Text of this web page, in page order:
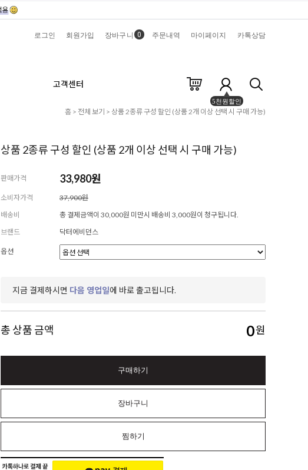
로그인 회원가입 장바구니 0 주문내역 마이페이지 카톡상담
고객센터
5천원할인
홈 > 전체 보기 > 상품 2종류 구성 할인 (상품 2개 이상 선택 시 구매 가능)
상품 2종류 구성 할인 (상품 2개 이상 선택 시 구매 가능)
판매가격 33,980원
소비자가격
37,900원
배송비
총 결제금액이 30,000원 미만시 배송비 3,000원이 청구됩니다.
브랜드
닥터에비던스
옵션
지금 결제하시면 다음 영업일에 바로 출고됩니다.
총 상품 금액 0원
구매하기
장바구니
찜하기